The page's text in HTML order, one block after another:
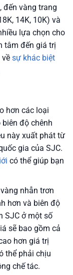
đến vàng trang
14K, 10K) và
lựa chọn cho
tâm đến giá trị
sự khác biệt
hơn các loại
độ chênh
này xuất phát từ
gia của SJC.
có thể giúp bạn
nhẫn trơn
hơn và biên độ
SJC ở một số
sẽ bao gồm cả
hơn giá trị
thể phải chịu
chế tác.